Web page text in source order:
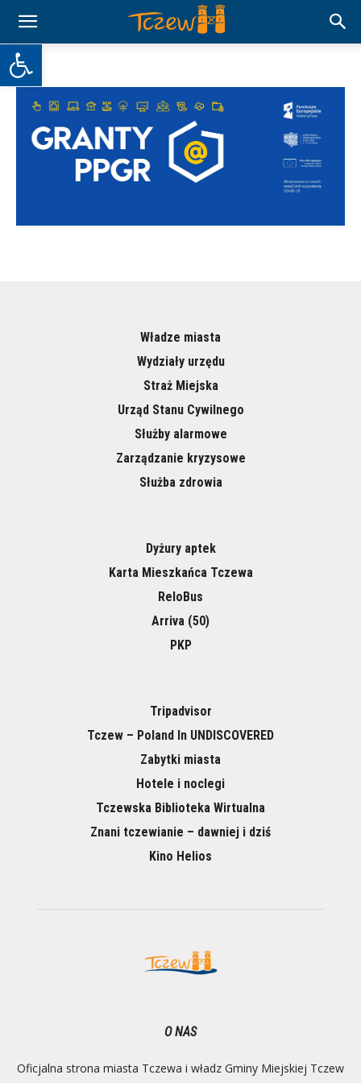
Otwórz pasek narzędzi
Władze miasta
Wydziały urzędu
Straż Miejska
Urząd Stanu Cywilnego
Służby alarmowe
Zarządzanie kryzysowe
Służba zdrowia
Dyżury aptek
Karta Mieszkańca Tczewa
ReloBus
Arriva (50)
PKP
Tripadvisor
Tczew – Poland In UNDISCOVERED
Zabytki miasta
Hotele i noclegi
Tczewska Biblioteka Wirtualna
Znani tczewianie – dawniej i dziś
Kino Helios
O NAS
Oficjalna strona miasta Tczewa i władz Gminy Miejskiej Tczew